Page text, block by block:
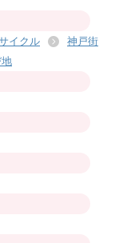
イクル
神戸街